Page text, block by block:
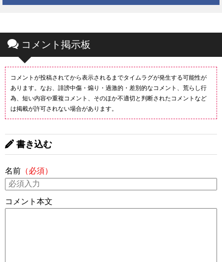
コメント掲示板
コメントが投稿されてから表示されるまでタイムラグが発生する可能性が
あります。なお、誹謗中傷・煽り・過激的・差別的なコメント、荒らし行
為、短い内容や重複コメント、そのほか不適切と判断されたコメントなど
は掲載が許可されない場合があります。
書き込む
名前 （必須）
コメント本文